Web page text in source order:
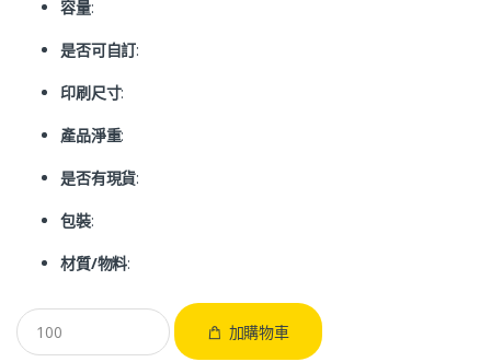
容量:
是否可自訂:
印刷尺寸:
產品淨重:
是否有現貨:
包裝:
材質/物料:
加購物車